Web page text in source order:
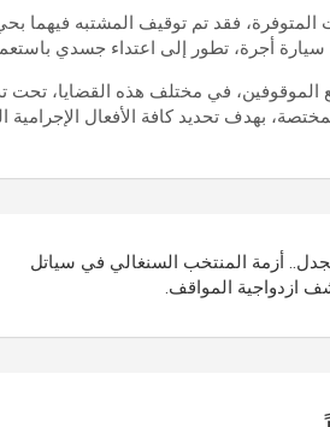
فقد تم توقيف المشتبه فيهما
أجرة، تطور إلى اعتداء جسدي
في مختلف هذه القضايا، تحت
بهدف تحديد كافة الأفعال
أزمة المنتخب السنغالي في سياتل
ازدواجية المواقف.